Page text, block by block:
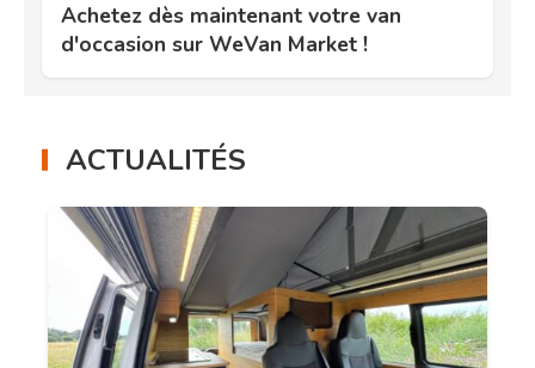
Achetez dès maintenant votre van
d'occasion sur WeVan Market !
ACTUALITÉS